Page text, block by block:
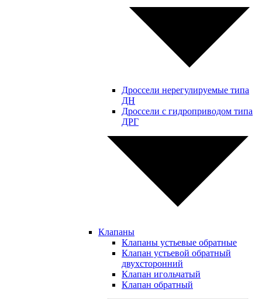
Дроссели нерегулируемые типа
ДН
Дроссели с гидроприводом типа
ДРГ
Клапаны
Клапаны устьевые обратные
Клапан устьевой обратный
двухсторонний
Клапан игольчатый
Клапан обратный